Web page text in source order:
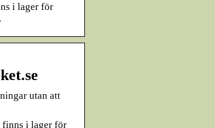
i lager för
utan att
finns i lager för